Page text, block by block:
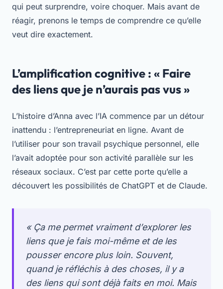
qui peut surprendre, voire choquer. Mais avant de
réagir, prenons le temps de comprendre ce qu’elle
veut dire exactement.
L’amplification cognitive : « Faire
des liens que je n’aurais pas vus »
L’histoire d’Anna avec l’IA commence par un détour
inattendu : l’entrepreneuriat en ligne. Avant de
l’utiliser pour son travail psychique personnel, elle
l’avait adoptée pour son activité parallèle sur les
réseaux sociaux. C’est par cette porte qu’elle a
découvert les possibilités de ChatGPT et de Claude.
« Ça me permet vraiment d’explorer les
liens que je fais moi-même et de les
pousser encore plus loin. Souvent,
quand je réfléchis à des choses, il y a
des liens qui sont déjà faits en moi. Mais